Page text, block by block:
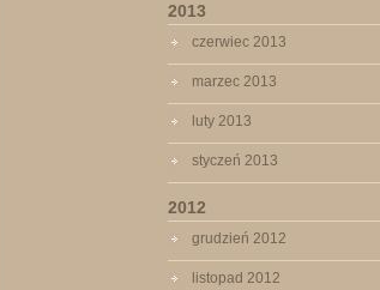
2013
czerwiec 2013
marzec 2013
luty 2013
styczeń 2013
2012
grudzień 2012
listopad 2012